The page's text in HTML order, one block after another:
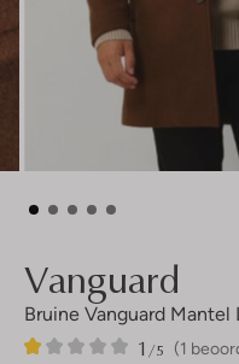
Vanguard
Bruine Vanguard
(1
1 /5
1
1